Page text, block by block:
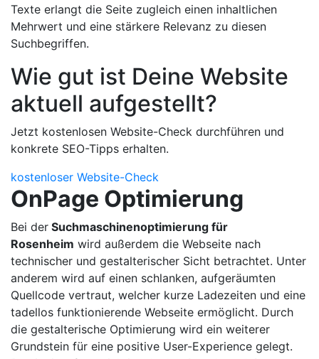
Texte erlangt die Seite zugleich einen inhaltlichen
Mehrwert und eine stärkere Relevanz zu diesen
Suchbegriffen.
Wie gut ist Deine Website
aktuell aufgestellt?
Jetzt kostenlosen Website-Check durchführen und
konkrete SEO-Tipps erhalten.
kostenloser Website-Check
OnPage Optimierung
Bei der Suchmaschinenoptimierung für
Rosenheim wird außerdem die Webseite nach
technischer und gestalterischer Sicht betrachtet. Unter
anderem wird auf einen schlanken, aufgeräumten
Quellcode vertraut, welcher kurze Ladezeiten und eine
tadellos funktionierende Webseite ermöglicht. Durch
die gestalterische Optimierung wird ein weiterer
Grundstein für eine positive User-Experience gelegt.